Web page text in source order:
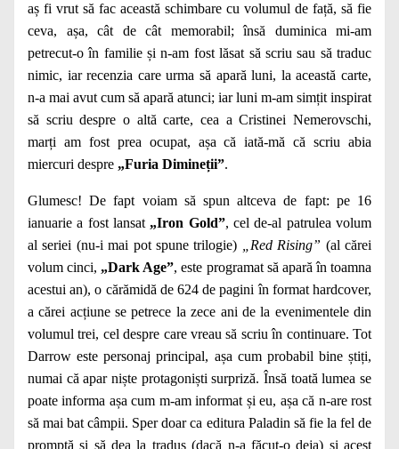
aș fi vrut să fac această schimbare cu volumul de față, să fie
ceva, așa, cât de cât memorabil; însă duminica mi-am
petrecut-o în familie și n-am fost lăsat să scriu sau să traduc
nimic, iar recenzia care urma să apară luni, la această carte,
n-a mai avut cum să apară atunci; iar luni m-am simțit inspirat
să scriu despre o altă carte, cea a Cristinei Nemerovschi,
marți am fost prea ocupat, așa că iată-mă că scriu abia
miercuri despre „Furia Dimineții”.
Glumesc! De fapt voiam să spun altceva de fapt: pe 16
ianuarie a fost lansat „Iron Gold”, cel de-al patrulea volum
al seriei (nu-i mai pot spune trilogie)
„Red Rising” (al cărei
volum cinci, „Dark Age”, este programat să apară în toamna
acestui an), o cărămidă de 624 de pagini în format hardcover,
a cărei acțiune se petrece la zece ani de la evenimentele din
volumul trei, cel despre care vreau să scriu în continuare. Tot
Darrow este personaj principal, așa cum probabil bine știți,
numai că apar niște protagoniști surpriză. Însă toată lumea se
poate informa așa cum m-am informat și eu, așa că n-are rost
să mai bat câmpii. Sper doar ca editura Paladin să fie la fel de
promptă și să dea la tradus (dacă n-a făcut-o deja) și acest